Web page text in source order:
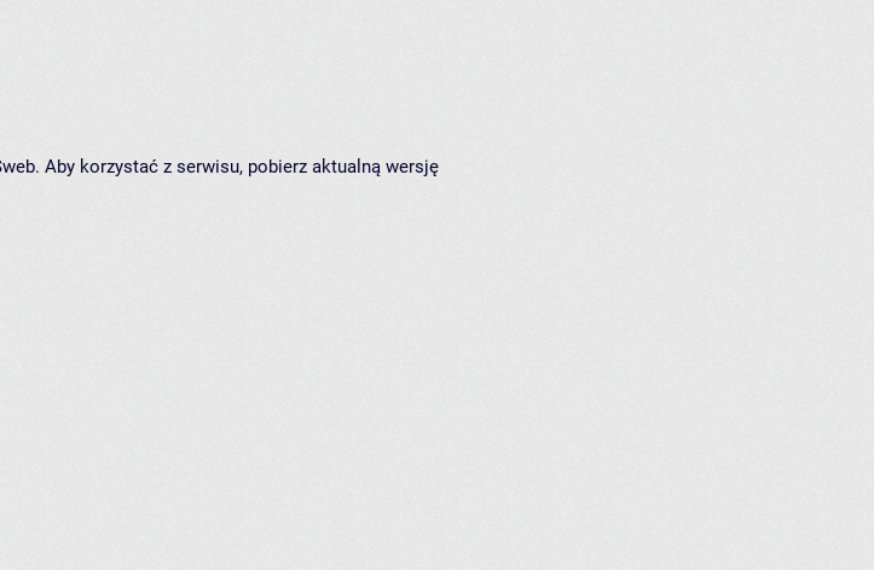
Aby korzystać z serwisu, pobierz aktualną wersję